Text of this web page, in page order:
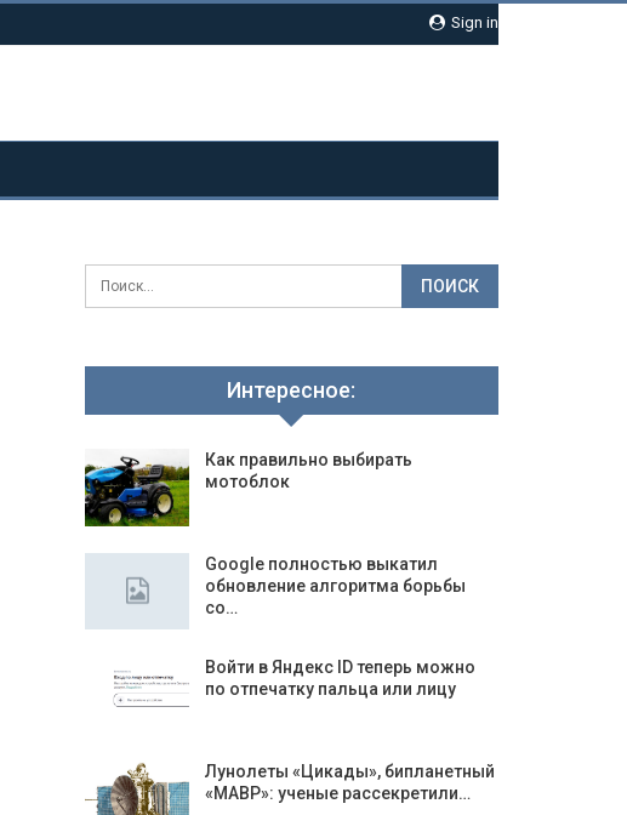
Sign in
Интересное:
Как правильно выбирать
мотоблок
Google полностью выкатил
обновление алгоритма борьбы
со…
Войти в Яндекс ID теперь можно
по отпечатку пальца или лицу
Лунолеты «Цикады», бипланетный
«МАВР»: ученые рассекретили…